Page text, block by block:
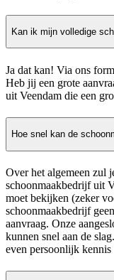
Kan ik mijn volledige
Ja dat kan! Via ons
Heb jij een grote
uit Veendam die een
Hoe snel kan de
Over het algemeen zul
schoonmaakbedrijf uit
moet bekijken (zeker
schoonmaakbedrijf
aanvraag. Onze
kunnen snel aan de
even persoonlijk kennis